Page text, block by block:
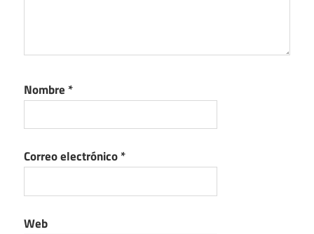
Nombre *
Correo electrónico*
Web